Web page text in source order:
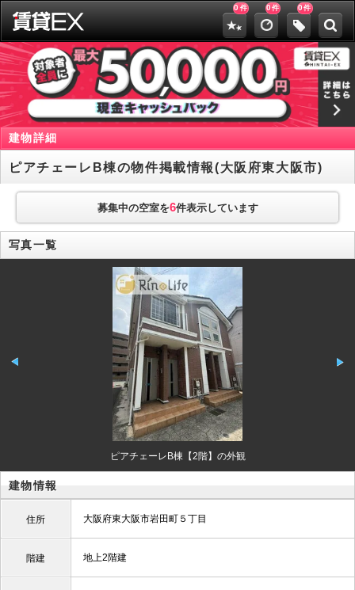
0 件 0件 0件
建物詳細
ピアチェーレB棟の物件掲載情報(大阪府東大阪市)
募集中の空室を6件表示しています
写真一覧
ピアチェーレB棟【2階】の外観
建物情報
住所 大阪府東大阪市岩田町５丁目
階建 地上2階建